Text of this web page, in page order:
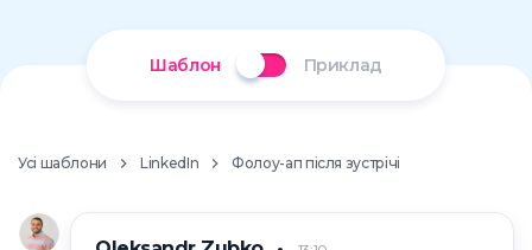
Шаблон Приклад
Усі шаблони LinkedIn Фолоу-ап після зустрічі